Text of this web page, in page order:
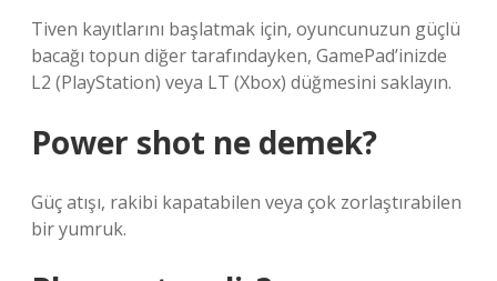
Tiven kayıtlarını başlatmak için, oyuncunuzun güçlü
bacağı topun diğer tarafındayken, GamePad’inizde
L2 (PlayStation) veya LT (Xbox) düğmesini saklayın.
Power shot ne demek?
Güç atışı, rakibi kapatabilen veya çok zorlaştırabilen
bir yumruk.